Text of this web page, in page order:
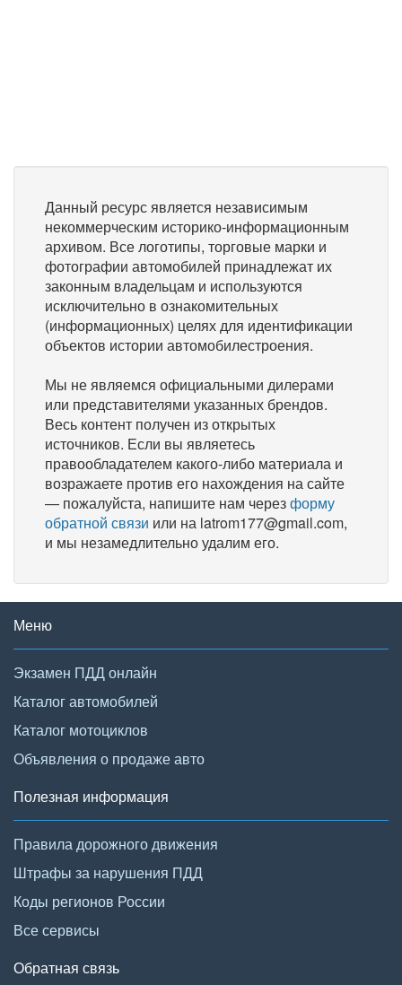
Данный ресурс является независимым
некоммерческим историко-информационным
архивом. Все логотипы, торговые марки и
фотографии автомобилей принадлежат их
законным владельцам и используются
исключительно в ознакомительных
(информационных) целях для идентификации
объектов истории автомобилестроения.
Мы не являемся официальными дилерами
или представителями указанных брендов.
Весь контент получен из открытых
источников. Если вы являетесь
правообладателем какого-либо материала и
возражаете против его нахождения на сайте
— пожалуйста, напишите нам черезформу
обратной связи или на latrom177@gmail.com,
и мы незамедлительно удалим его.
Меню
Экзамен ПДД онлайн
Каталог автомобилей
Каталог мотоциклов
Объявления о продаже авто
Полезная информация
Правила дорожного движения
Штрафы за нарушения ПДД
Коды регионов России
Все сервисы
Обратная связь